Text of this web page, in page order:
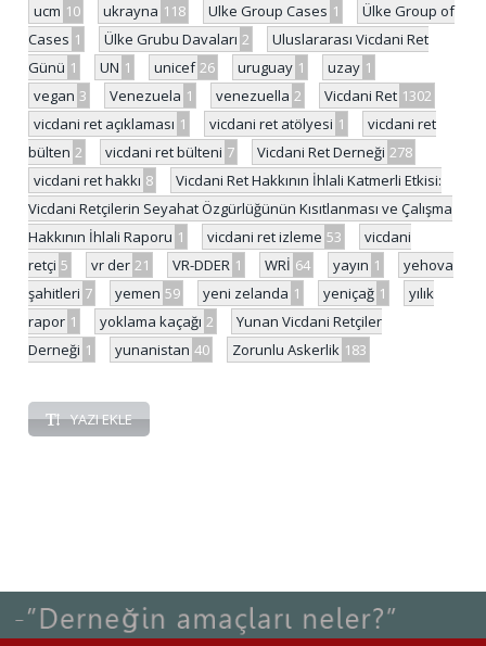
ucm 10 ukrayna 118 Ulke Group Cases 1
Ülke Group of
Cases 1 Ülke Grubu Davaları 2
Uluslararası Vicdani Ret
Günü 1 UN 1 unicef 26 uruguay 1 uzay 1
vegan 3 Venezuela 1 venezuella 2 Vicdani Ret 1302
vicdani ret açıklaması 1 vicdani ret atölyesi 1
vicdani ret
bülten 2 vicdani ret bülteni 7 Vicdani Ret Derneği 278
vicdani ret hakkı 8
Vicdani Ret Hakkının İhlali Katmerli Etkisi:
Vicdani Retçilerin Seyahat Özgürlüğünün Kısıtlanması ve Çalışma
Hakkının İhlali Raporu 1 vicdani ret izleme 53
vicdani
retçi 5 vr der 21 VR-DDER 1 WRİ 64 yayın 1
yehova
şahitleri 7 yemen 59 yeni zelanda 1 yeniçağ 1
yılık
rapor 1 yoklama kaçağı 2
Yunan Vicdani Retçiler
Derneği 1 yunanistan 40 Zorunlu Askerlik 183
YAZI EKLE